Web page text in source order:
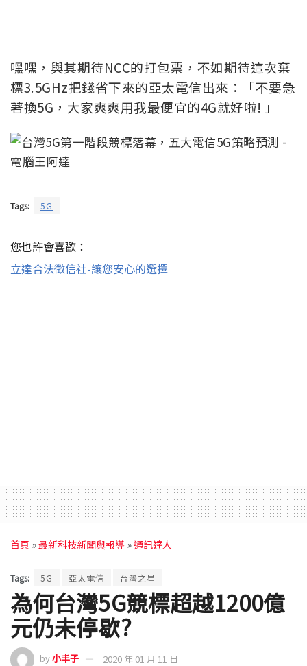
嘿嘿，與其期待NCC的打包票，不如期待這次棄
標3.5GHz把錢省下來的亞太電信出來：「不要急
著換5G，大家爽爽用我最便宜的4G就好啦! 」
Tags: 5G
您也許會喜歡：
立達合法徵信社-讓您安心的選擇
首頁 »最新科技新聞與報導 »通訊達人
Tags: 5G 亞太電信 台灣之星
為何台灣5G競標超越1200億
元仍未停歇?
by小丰子 2020 年 01 月 11 日